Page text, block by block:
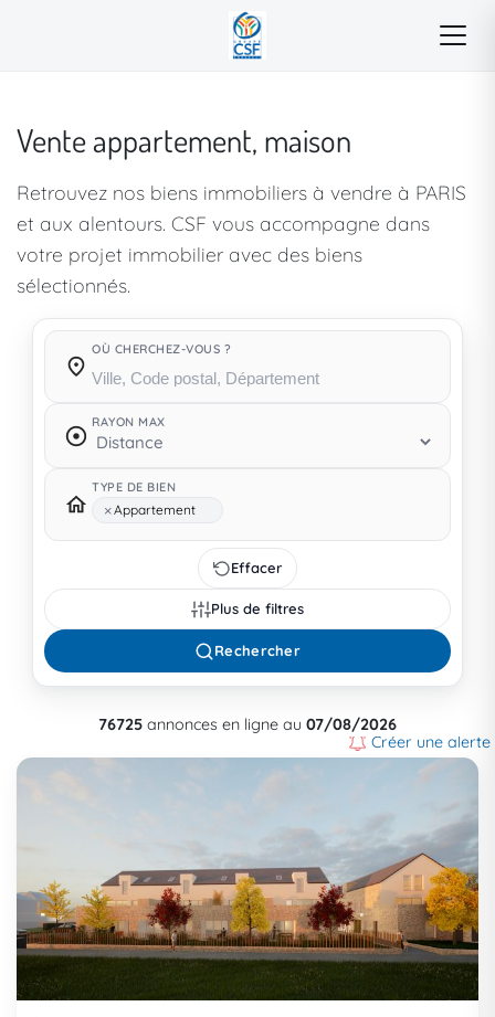
Vente appartement, maison
Retrouvez nos biens immobiliers à vendre à PARIS
et aux alentours. CSF vous accompagne dans
votre projet immobilier avec des biens
sélectionnés.
OÙ CHERCHEZ-VOUS ?
RAYON MAX
TYPE DE BIEN
×Appartement
Effacer
Plus de filtres
Rechercher
76725 annonces en ligne au 07/08/2026
Créer une alerte